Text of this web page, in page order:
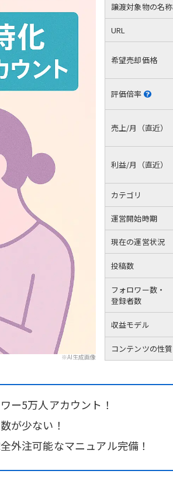
※AI生成画像
譲渡対象物の名称
URL
希望売却価格
評価倍率
売上/月（直近）
利益/月（直近）
カテゴリ
運営開始時期
現在の運営状況
投稿数
フォロワー数・
登録者数
収益モデル
コンテンツの性質
ー5万人アカウント！
が少ない！
外注可能なマニュアル完備！